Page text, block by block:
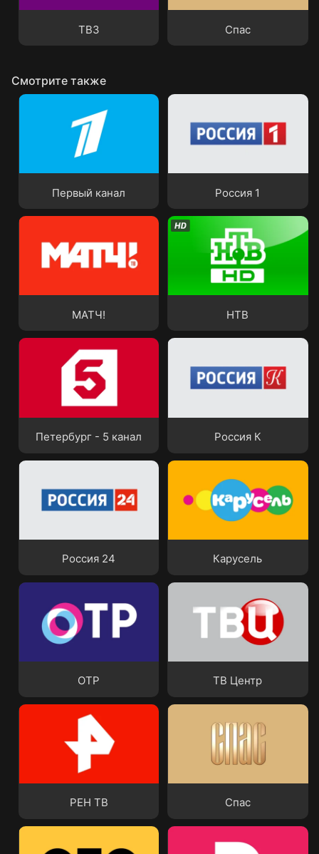
ТВ3 Спас
Смотрите также
Первый канал Россия 1
МАТЧ! НТВ
Петербург - 5 канал
Петербург - 5 канал Россия К
Россия 24 Карусель
ОТР ТВ Центр
РЕН ТВ Спас